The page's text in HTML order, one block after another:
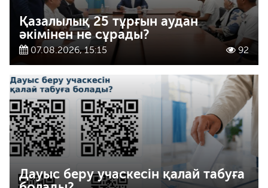
Қазалылық 25 тұрғын аудан
әкімінен не сұрады?
07.08.2026, 15:15 92
Дауыс беру учаскесін қалай табуға